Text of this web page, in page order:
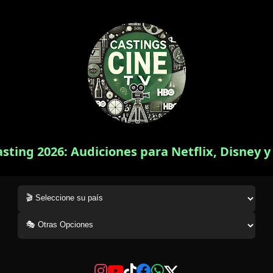
2026: Audiciones para Netflix, Disney